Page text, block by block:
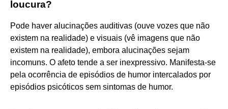
loucura?
Pode haver alucinações auditivas (ouve vozes que não
existem na realidade) e visuais (vê imagens que não
existem na realidade), embora alucinações sejam
incomuns. O afeto tende a ser inexpressivo. Manifesta-se
pela ocorrência de episódios de humor intercalados por
episódios psicóticos sem sintomas de humor.